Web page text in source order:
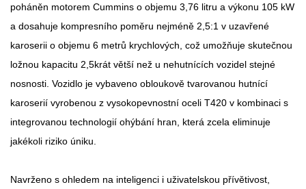
poháněn motorem Cummins o objemu 3,76 litru a výkonu 105 kW
a dosahuje kompresního poměru nejméně 2,5:1 v uzavřené
karoserii o objemu 6 metrů krychlových, což umožňuje skutečnou
ložnou kapacitu 2,5krát větší než u nehutnících vozidel stejné
nosnosti. Vozidlo je vybaveno obloukově tvarovanou hutnící
karoserií vyrobenou z vysokopevnostní oceli T420 v kombinaci s
integrovanou technologií ohýbání hran, která zcela eliminuje
jakékoli riziko úniku.
Navrženo s ohledem na inteligenci i uživatelskou přívětivost,